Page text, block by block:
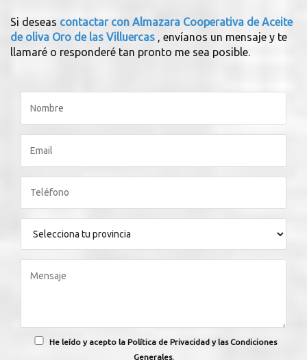
Si deseas contactar con Almazara Cooperativa de Aceite
de oliva Oro de las Villuercas , envíanos un mensaje y te
llamaré o responderé tan pronto me sea posible.
He leído y acepto la Política de Privacidad y las Condiciones
Generales.